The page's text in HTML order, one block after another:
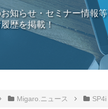
知らせ・セミナー情報等
歴を掲載！
Migaro.ニュース SP4i